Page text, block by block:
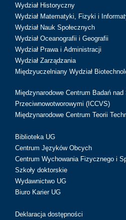
Wydział Historyczny
Wydział Matematyki, Fizyki i
Wydział Nauk Społecznych
Wydział Oceanografii i Geografii
Wydział Prawa i Administracji
Wydział Zarządzania
Międzyuczelniany Wydział
Międzynarodowe Centrum Badań
Przeciwnowotworowymi (ICCVS)
Międzynarodowe Centrum Teorii
Biblioteka UG
Centrum Języków Obcych
Centrum Wychowania Fizycznego i
Szkoły doktorskie
Wydawnictwo UG
Biuro Karier UG
Deklaracja dostępności